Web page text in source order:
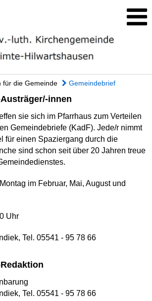
für die Gemeinde Gemeindebrief
innen
sie sich im Pfarrhaus zum Verteilen
Gemeindebriefe (KadF). Jede/r nimmt
für einen Spaziergang durch die
sind schon seit über 20 Jahren treue
im Februar, Mai, August und
Uhr
Tel. 05541 - 95 78 66
Tel. 05541 - 95 78 66